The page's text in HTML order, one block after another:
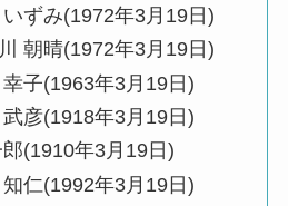
いずみ(1972年3月19日)
朝晴(1972年3月19日)
幸子(1963年3月19日)
武彦(1918年3月19日)
郎(1910年3月19日)
知仁(1992年3月19日)